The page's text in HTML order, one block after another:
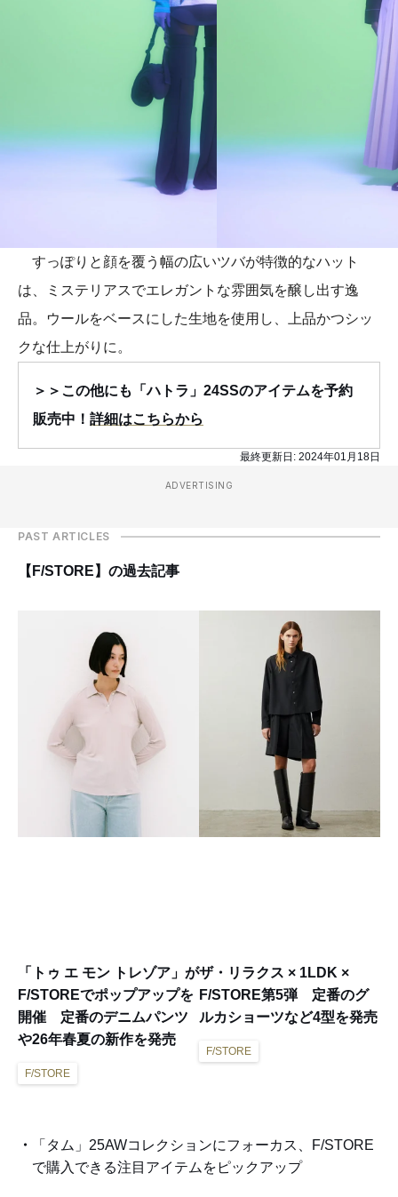
すっぽりと顔を覆う幅の広いツバが特徴的なハット
は、ミステリアスでエレガントな雰囲気を醸し出す逸
品。ウールをベースにした生地を使用し、上品かつシッ
クな仕上がりに。
＞＞この他にも「ハトラ」24SSのアイテムを予約
販売中！ 詳細はこちらから
最終更新日: 2024年01月18日
ADVERTISING
PAST ARTICLES
【F/STORE】の過去記事
「トゥ エ モン トレゾア」が
F/STOREでポップアップを
開催 定番のデニムパンツ
や26年春夏の新作を発売
F/STORE
ザ・リラクス × 1LDK ×
F/STORE第5弾 定番のグ
ルカショーツなど4型を発売
F/STORE
「タム」25AWコレクションにフォーカス、F/STORE
で購入できる注目アイテムをピックアップ